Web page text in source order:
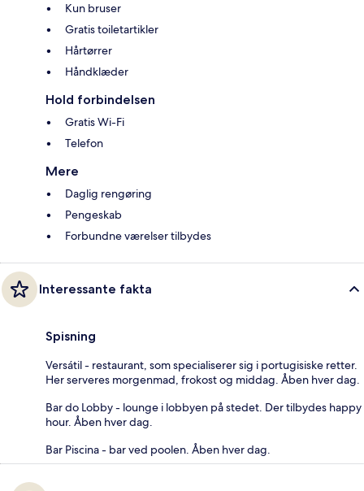
Kun bruser
Gratis toiletartikler
Hårtørrer
Håndklæder
Hold forbindelsen
Gratis Wi-Fi
Telefon
Mere
Daglig rengøring
Pengeskab
Forbundne værelser tilbydes
Interessante fakta
Spisning
Versátil - restaurant, som specialiserer sig i portugisiske retter.
Her serveres morgenmad, frokost og middag. Åben hver dag.
Bar do Lobby - lounge i lobbyen på stedet. Der tilbydes happy
hour. Åben hver dag.
Bar Piscina - bar ved poolen. Åben hver dag.